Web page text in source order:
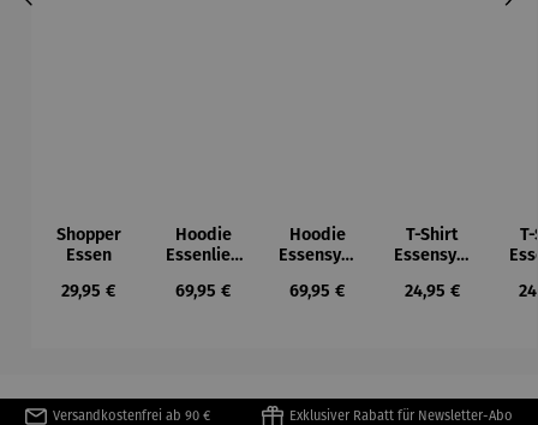
Shopper
Essen
Regulärer Preis:
29,95 €
Hoodie
Essenlieb
Regulärer Preis:
69,95 €
Hoodie
Essensym
Regulärer Preis:
69,95 €
T-Shirt
Essensym
Regulärer Preis:
24,95 €
Versandkostenfrei ab 90 € Exklusiver Rabatt für Newsletter-Abo